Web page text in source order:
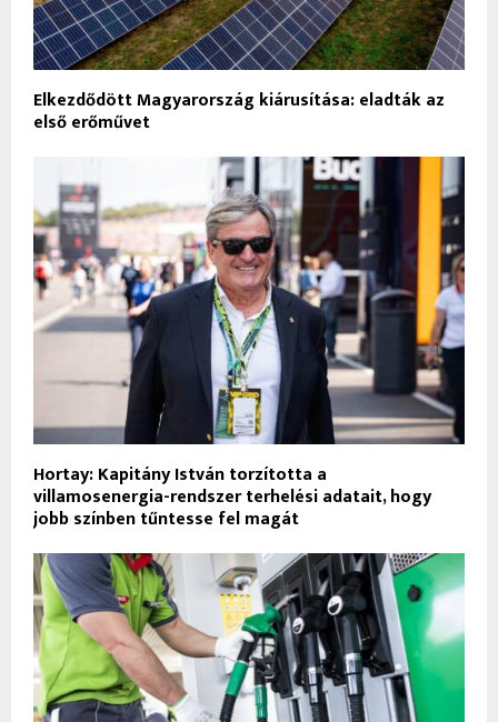
Elkezdődött Magyarország kiárusítása: eladták az
első erőművet
Hortay: Kapitány István torzította a
villamosenergia-rendszer terhelési adatait, hogy
jobb színben tűntesse fel magát